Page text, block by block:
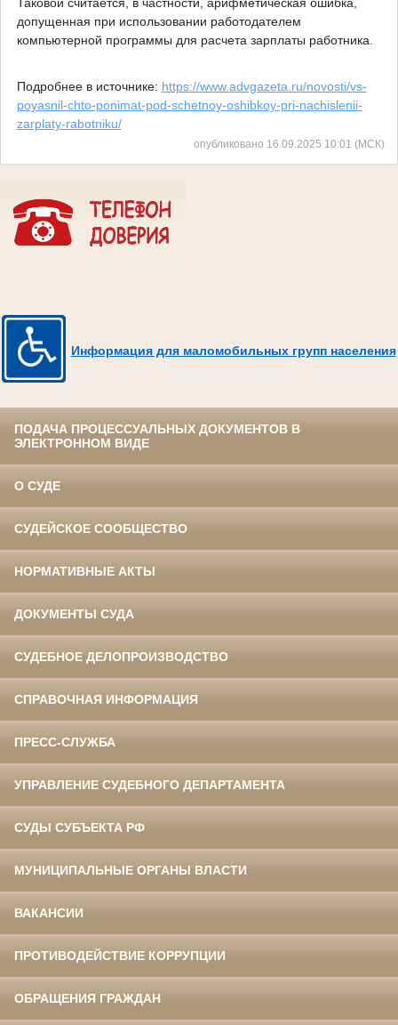
допущенная при использовании работодателем
компьютерной программы для расчета зарплаты работника.
Подробнее в источнике: https://www.advgazeta.ru/novosti/vs-
poyasnil-chto-ponimat-pod-schetnoy-oshibkoy-pri-nachislenii-
zarplaty-rabotniku/
опубликовано 16.09.2025 10:01 (МСК)
Информация для маломобильных групп населения
ПОДАЧА ПРОЦЕССУАЛЬНЫХ ДОКУМЕНТОВ В
ЭЛЕКТРОННОМ ВИДЕ
О СУДЕ
СУДЕЙСКОЕ СООБЩЕСТВО
НОРМАТИВНЫЕ АКТЫ
ДОКУМЕНТЫ СУДА
СУДЕБНОЕ ДЕЛОПРОИЗВОДСТВО
СПРАВОЧНАЯ ИНФОРМАЦИЯ
ПРЕСС-СЛУЖБА
УПРАВЛЕНИЕ СУДЕБНОГО ДЕПАРТАМЕНТА
СУДЫ СУБЪЕКТА РФ
МУНИЦИПАЛЬНЫЕ ОРГАНЫ ВЛАСТИ
ВАКАНСИИ
ПРОТИВОДЕЙСТВИЕ КОРРУПЦИИ
ОБРАЩЕНИЯ ГРАЖДАН